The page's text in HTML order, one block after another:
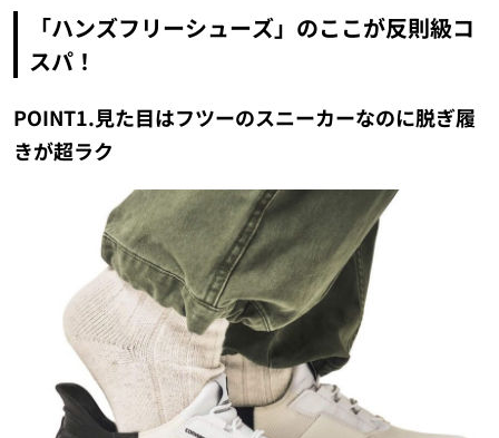
「ハンズフリーシューズ」のここが反則級コ
スパ！
POINT1.見た目はフツーのスニーカーなのに脱ぎ履
きが超ラク